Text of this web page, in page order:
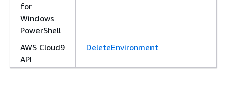
for
Windows
PowerShell
AWS Cloud9
API
DeleteEnvironment